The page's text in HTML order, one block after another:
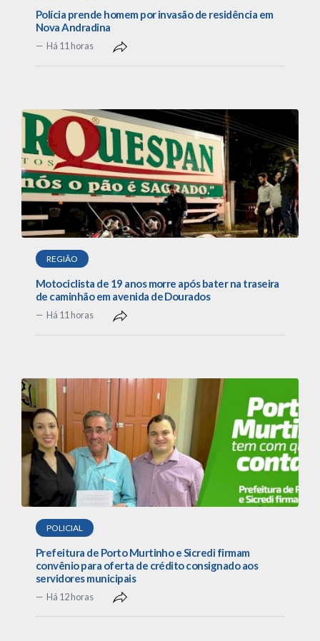
Polícia prende homem por invasão de residência em
Nova Andradina
Há 11 horas
REGIÃO
Motociclista de 19 anos morre após bater na traseira
de caminhão em avenida de Dourados
Há 11 horas
POLICIAL
Prefeitura de Porto Murtinho e Sicredi firmam
convênio para oferta de crédito consignado aos
servidores municipais
Há 12 horas